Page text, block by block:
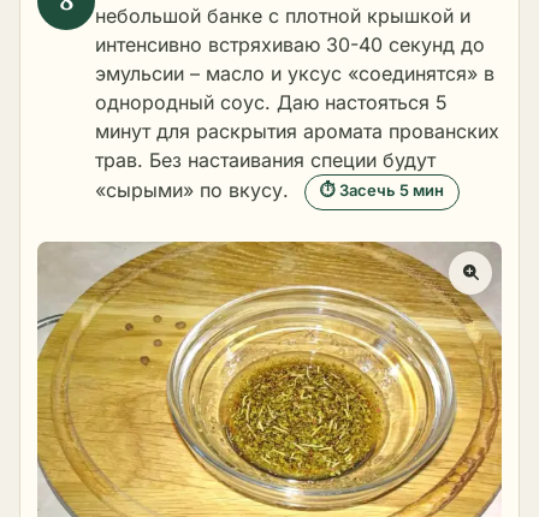
небольшой банке с плотной крышкой и
интенсивно встряхиваю 30-40 секунд до
эмульсии – масло и уксус «соединятся» в
однородный соус. Даю настояться 5
минут для раскрытия аромата прованских
трав. Без настаивания специи будут
«сырыми» по вкусу.
⏱ Засечь 5 мин